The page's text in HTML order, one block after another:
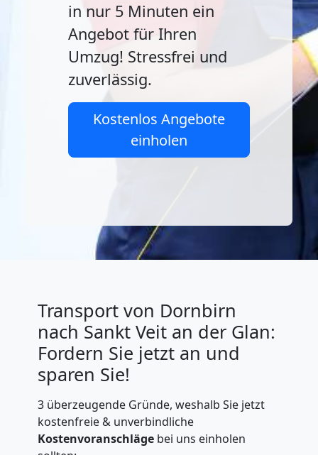
in nur 5 Minuten ein
Angebot für Ihren
Umzug! Stressfrei und
zuverlässig.
Kostenlos Angebote
einholen
Transport von Dornbirn
nach Sankt Veit an der Glan:
Fordern Sie jetzt an und
sparen Sie!
3 überzeugende Gründe, weshalb Sie jetzt
kostenfreie & unverbindliche
Kostenvoranschlägebei uns einholen